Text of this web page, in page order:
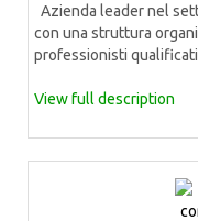
Azienda leader nel
con una struttura
professionisti
View full description